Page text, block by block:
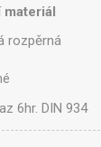
materiál
rozpěrná
6hr. DIN 934